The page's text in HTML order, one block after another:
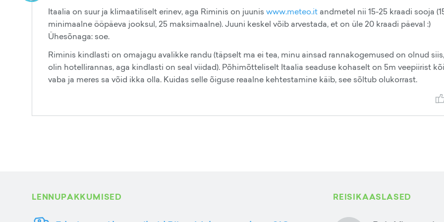
Itaalia on suur ja klimaatiliselt erinev, aga Riminis on juunis www.meteo.it andmetel nii 15-25 kraadi sooja
minimaalne ööpäeva jooksul, 25 maksimaalne). Juuni keskel võib arvestada, et on üle 20 kraadi päeval :)
Ühesõnaga: soe.
Riminis kindlasti on omajagu avalikke randu (täpselt ma ei tea, minu ainsad rannakogemused on olnud
olin hotellirannas, aga kindlasti on seal viidad). Põhimõtteliselt Itaalia seaduse kohaselt on 5m veepiirist
vaba ja meres sa võid ikka olla. Kuidas selle õiguse reaalne kehtestamine käib, see sõltub olukorrast.
LENNUPAKKUMISED REISIKAASLASED